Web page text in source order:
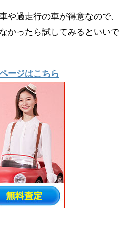
や過走行の車が得意なので、
かったら試してみるといいで
ージはこちら